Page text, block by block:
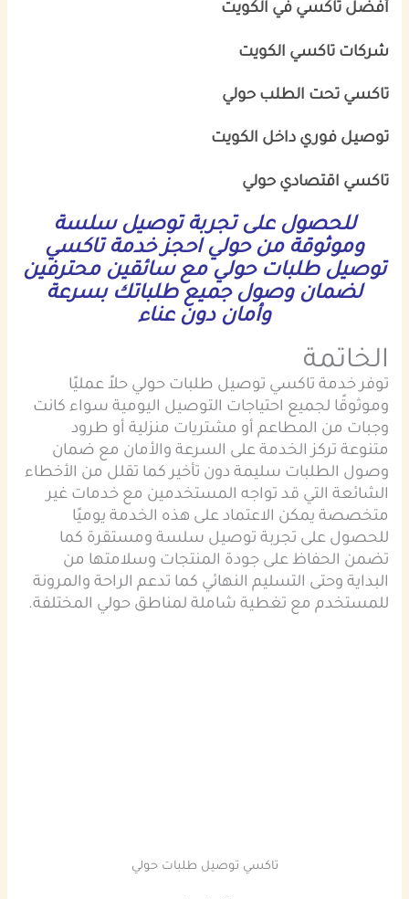
أفضل تاكسي في الكويت
شركات تاكسي الكويت
تاكسي تحت الطلب حولي
توصيل فوري داخل الكويت
تاكسي اقتصادي حولي
للحصول على تجربة توصيل سلسة
وموثوقة من حولي احجز خدمة تاكسي
توصيل طلبات حولي مع سائقين محترفين
لضمان وصول جميع طلباتك بسرعة
وأمان دون عناء
الخاتمة
توفر خدمة تاكسي توصيل طلبات حولي حلاً عمليًا
وموثوقًا لجميع احتياجات التوصيل اليومية سواء كانت
وجبات من المطاعم أو مشتريات منزلية أو طرود
متنوعة تركز الخدمة على السرعة والأمان مع ضمان
وصول الطلبات سليمة دون تأخير كما تقلل من الأخطاء
الشائعة التي قد تواجه المستخدمين مع خدمات غير
متخصصة يمكن الاعتماد على هذه الخدمة يوميًا
للحصول على تجربة توصيل سلسة ومستقرة كما
تضمن الحفاظ على جودة المنتجات وسلامتها من
البداية وحتى التسليم النهائي كما تدعم الراحة والمرونة
للمستخدم مع تغطية شاملة لمناطق حولي المختلفة.
تاكسي توصيل طلبات حولي